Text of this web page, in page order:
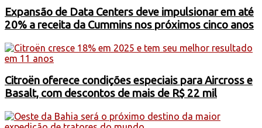
Expansão de Data Centers deve impulsionar em até
20% a receita da Cummins nos próximos cinco anos
Citroën oferece condições especiais para Aircross e
Basalt, com descontos de mais de R$ 22 mil